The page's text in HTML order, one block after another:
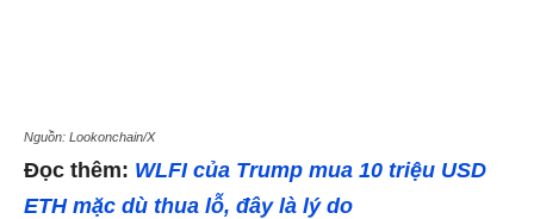
Nguồn: Lookonchain/X
Đọc thêm: WLFI của Trump mua 10 triệu USD
ETH mặc dù thua lỗ, đây là lý do